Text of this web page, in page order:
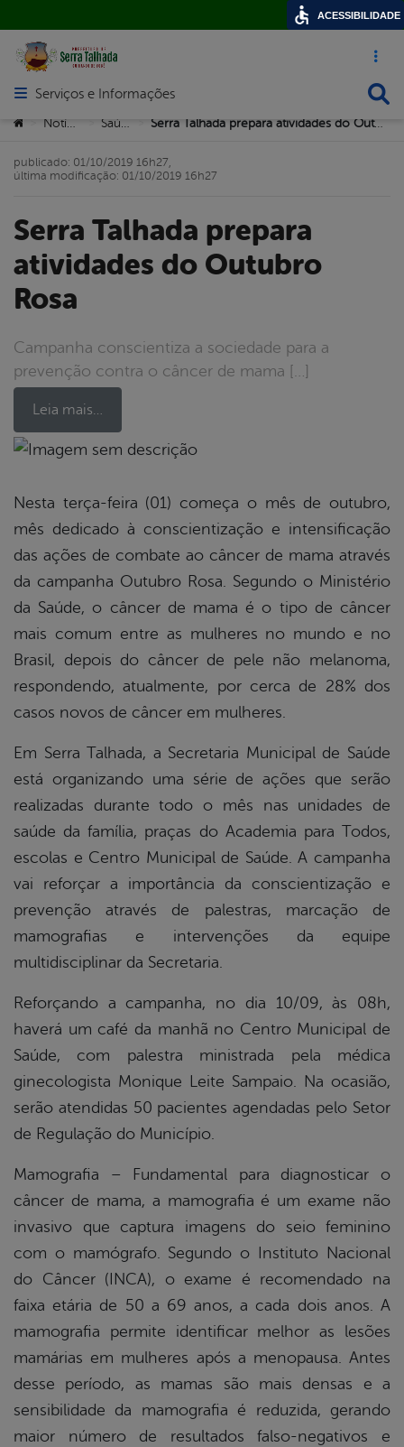
Acesso
Abrir menu principal de navegação
Serviços e Informações
Você está aqui:
> Notícias > > Serra Talhada prepara atividades do Outubro Rosa
Serra Talhada prepara
atividades do Outubro
Rosa
Campanha conscientiza a sociedade para a
prevenção contra o câncer de mama […]
Leia mais…
publicado: 01/10/2019 16h27,
última modificação: 01/10/2019 16h27
Nesta terça-feira (01) começa o mês de outubro,
mês dedicado à conscientização e intensificação
das ações de combate ao câncer de mama através
da campanha Outubro Rosa. Segundo o Ministério
da Saúde, o câncer de mama é o tipo de câncer
mais comum entre as mulheres no mundo e no
Brasil, depois do câncer de pele não melanoma,
respondendo, atualmente, por cerca de 28% dos
casos novos de câncer em mulheres.
Em Serra Talhada, a Secretaria Municipal de Saúde
está organizando uma série de ações que serão
realizadas durante todo o mês nas unidades de
saúde da família, praças do Academia para Todos,
escolas e Centro Municipal de Saúde. A campanha
vai reforçar a importância da conscientização e
prevenção através de palestras, marcação de
mamografias e intervenções da equipe
multidisciplinar da Secretaria.
Reforçando a campanha, no dia 10/09, às 08h,
haverá um café da manhã no Centro Municipal de
Saúde, com palestra ministrada pela médica
ginecologista Monique Leite Sampaio. Na ocasião,
serão atendidas 50 pacientes agendadas pelo Setor
de Regulação do Município.
Mamografia –
Fundamental para diagnosticar o
câncer de mama, a mamografia é um exame não
invasivo que captura imagens do seio feminino
com o mamógrafo. Segundo o Instituto Nacional
do Câncer (INCA), o exame é recomendado na
faixa etária de 50 a 69 anos, a cada dois anos. A
mamografia permite identificar melhor as lesões
mamárias em mulheres após a menopausa. Antes
desse período, as mamas são mais densas e a
sensibilidade da mamografia é reduzida, gerando
maior número de resultados falso-negativos e
ACESSIBILIDADE